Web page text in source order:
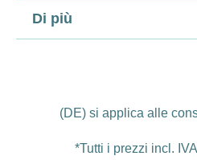
Di più
(DE) si applica alle
*Tutti i prezzi incl. IVA